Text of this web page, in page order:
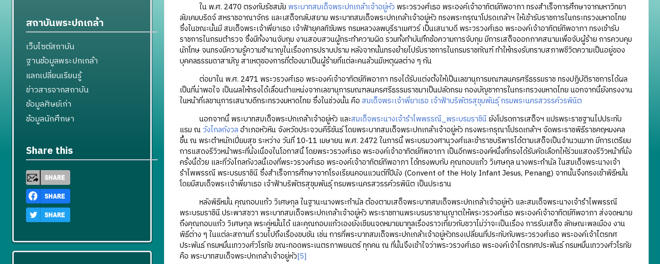
ใน พ.ศ. 2470 ตรงกับรัชสมัย พระบาทสมเด็จพระปกเกล้าเจ้าอยู่หัว พระวรวงศ์เธอ พระองค์เจ้าอาทิตย์ทิพอาภา ทรงสำเร็จการศึกษาจากมหาวิทยา
ลัยเคมบริดจ์ สหราชอาณาจักร และเสด็จกลับสยาม พระบาทสมเด็จพระปกเกล้าเจ้าอยู่หัว ทรงพระกรุณาโปรดเกล้าฯ ให้เข้ารับราชการในกระทรวงมหาดไทย
ซึ่งในขณะนั้นมี สมเด็จพระเจ้าพี่ยาเธอ เจ้าฟ้ายุคลทิฆัมพร กรมหลวงลพบุรีราเมศวร์ เป็นเสนาบดี พระวรวงศ์เธอ พระองค์เจ้าอาทิตย์ทิพอาภา ทรงเข้ารับ
ราชการในกรมตำรวจ ซึ่งมีทั้งงานจับกุม งานสอบสวนผู้กระทำความผิด รวมทั้งทำบันทึกข้อความการจับกุม มีการเสด็จออกภาคสนามเพื่อจับผู้ร้าย การควบคุม
นักโทษ จนทรงมีความรู้ความชำนาญในเรื่องการปราบปราม หลังจากนั้นทรงย้ายไปรับราชการในกรมราชทัณฑ์ ทำให้ทรงรับทราบสภาพชีวิตความเป็นอยู่ของ
บุคคลธรรมดาสามัญ สาเหตุของการที่ต้องมาเป็นผู้ร้ายที่แต่ละคนล้วนมีเหตุผลต่าง ๆ กัน
ต่อมาใน พ.ศ. 2471 พระวรวงศ์เธอ พระองค์เจ้าอาทิตย์ทิพอาภา ทรงได้รับแต่งตั้งให้เป็นเลขานุการมณฑลนครศรีธรรมราช ทรงปฏิบัติราชการได้ผล
เป็นที่น่าพอใจ เป็นผลให้ทรงได้เลื่อนตำแหน่งจากเลขานุการมณฑลนครศรีธรรมราชมาเป็นปลัดกรม กองบัญชาการในกระทรวงมหาดไทย นอกจากนี้ยังทรงงาน
ในหน้าที่เลขานุการเสนาบดีกระทรวงมหาดไทย ซึ่งในช่วงนั้น คือ สมเด็จพระเจ้าพี่ยาเธอ เจ้าฟ้าบริพัตรสุขุมพันธุ์ กรมพระนครสวรรค์วรพินิต
นอกจากนี้ พระบาทสมเด็จพระปกเกล้าเจ้าอยู่หัว และสมเด็จพระนางเจ้ารำไพพรรณี_พระบรมราชินียังโปรดการเสด็จฯ แปรพระราชฐานไปประทับ
แรม ณ วังไกลกังวล อำเภอหัวหิน จังหวัดประจวบคีรีขันธ์ โดยพระบาทสมเด็จพระปกเกล้าเจ้าอยู่หัว ทรงพระกรุณาโปรดเกล้าฯ จัดพระราชพิธีราชคฤหมงคล
ขึ้น ณ พระตำหนักเปี่ยมสุข ระหว่าง วันที่ 10-11 เมษายน พ.ศ. 2472 ในการนี้ พระบรมวงศานุวงศ์และข้าราชบริพารได้ตามเสด็จเป็นจำนวนมาก มีการเตรียม
การแสดงรีวิวหน้าพระที่นั่งเนื่องในโอกาสนี้ โดยพระวรวงศ์เธอ พระองค์เจ้าอาทิตย์ทิพอาภา เป็นอีกพระองค์หนึ่งที่ทรงได้รับคัดเลือกให้ร่วมแสดงรีวิวหน้าที่นั่ง
ครั้งนี้ด้วย และที่วังไกลกังวลนี้เองที่พระวรวงศ์เธอ พระองค์เจ้าอาทิตย์ทิพอาภา ได้ทรงพบกับ คุณกอบแก้ว วิเศษกุล นางพระกำนัล ในสมเด็จพระนางเจ้า
รำไพพรรณี พระบรมราชินี ซึ่งสำเร็จการศึกษาจากโรงเรียนคอนแวนต์ที่ปีนัง (Convent of the Holy Infant Jesus, Penang) จากนั้นจึงทรงเข้าพิธีหมั้น
โดยมีสมเด็จพระเจ้าพี่ยาเธอ เจ้าฟ้าบริพัตรสุขุมพันธุ์ กรมพระนครสวรรค์วรพินิต เป็นประธาน
หลังพิธีหมั้น คุณกอบแก้ว วิเศษกุล ในฐานะนางพระกำนัล ต้องตามเสด็จพระบาทสมเด็จพระปกเกล้าเจ้าอยู่หัว และสมเด็จพระนางเจ้ารำไพพรรณี
พระบรมราชินี ประพาสชวา พระบาทสมเด็จพระปกเกล้าเจ้าอยู่หัว พระราชทานพระบรมราชานุญาตให้พระวรวงศ์เธอ พระองค์เจ้าอาทิตย์ทิพอาภา ส่งจดหมาย
ถึงคุณกอบแก้ว วิเศษกุล พระคู่หมั้นได้ และคุณกอบแก้วเองยังเขียนจดหมายมาทูลเรื่องราวเกี่ยวกับชวาไม่ว่าจะเป็นเรื่อง การรับเสด็จ ลักษณะพลเมือง งาน
พิธีต่าง ๆ ในแต่ละสถานที่ รวมไปถึงเรื่องขบขัน เช่น การที่พระบาทสมเด็จพระปกเกล้าเจ้าอยู่หัวทรงเปลี่ยนที่ประทับกับพระวรวงศ์เธอ พระองค์เจ้าไตรทศ
ประพันธ์ กรมหมื่นเทววงศ์วโรทัย ขณะทอดพระเนตรภาพยนตร์ ทุกคน ณ ที่นั้นจึงเข้าใจว่าพระวรวงศ์เธอ พระองค์เจ้าไตรทศประพันธ์ กรมหมื่นเทววงศ์วโรทัย
คือ พระบาทสมเด็จพระปกเกล้าเจ้าอยู่หัว[5]
สถาบันพระปกเกล้า
เว็บไซต์สถาบัน
ฐานข้อมูลพระปกเกล้า
แลกเปลี่ยนเรียนรู้
ข่าวสารจากสถาบัน
ข้อมูลศิษย์เก่า
ข้อมูลนักศึกษา
Share this